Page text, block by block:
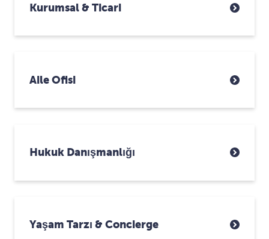
Kurumsal & Ticari
Aile Ofisi
Hukuk Danışmanlığı
Yaşam Tarzı & Concierge